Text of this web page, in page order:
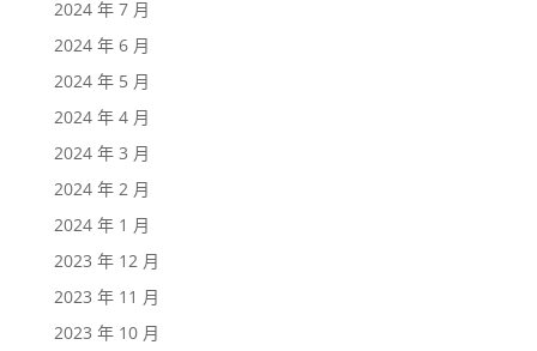
2024 年 7 月
2024 年 6 月
2024 年 5 月
2024 年 4 月
2024 年 3 月
2024 年 2 月
2024 年 1 月
2023 年 12 月
2023 年 11 月
2023 年 10 月